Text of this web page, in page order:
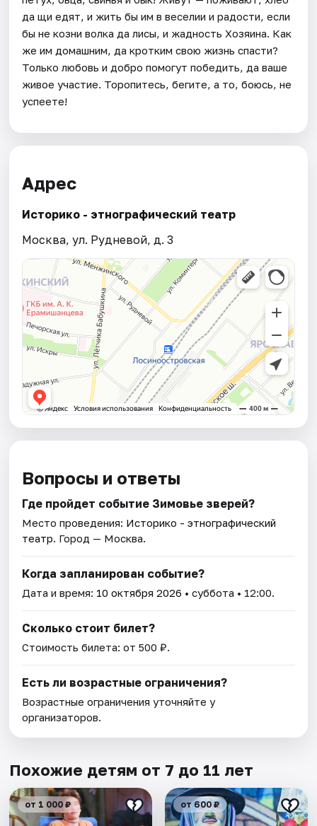
да щи едят, и жить бы им в веселии и радости, если
бы не козни волка да лисы, и жадность Хозяина. Как
же им домашним, да кротким свою жизнь спасти?
Только любовь и добро помогут победить, да ваше
живое участие. Торопитесь, бегите, а то, боюсь, не
успеете!
Адрес
Историко - этнографический театр
Москва, ул. Рудневой, д. 3
Вопросы и ответы
Где пройдет событие Зимовье зверей?
Место проведения: Историко - этнографический
театр. Город — Москва.
Когда запланирован событие?
Дата и время: 10 октября 2026 • суббота • 12:00.
Сколько стоит билет?
Стоимость билета: от 500 ₽.
Есть ли возрастные ограничения?
Возрастные ограничения уточняйте у
организаторов.
Похожие детям от 7 до 11 лет
от 1 000 ₽ от 600 ₽